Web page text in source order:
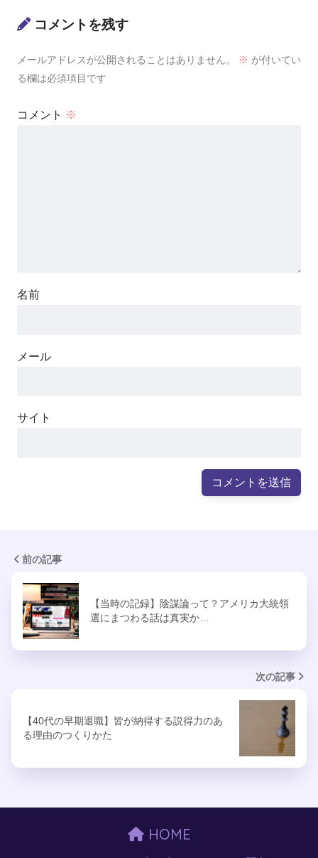
コメントを残す
メールアドレスが公開されることはありません。 ※ が付いてい
る欄は必須項目です
コメント ※
名前
メール
サイト
前の記事
【当時の記録】陰謀論って？アメリカ大統領
選にまつわる話は真実か…
次の記事
【40代の早期退職】皆が納得する説得力のあ
る理由のつくりかた
HOME